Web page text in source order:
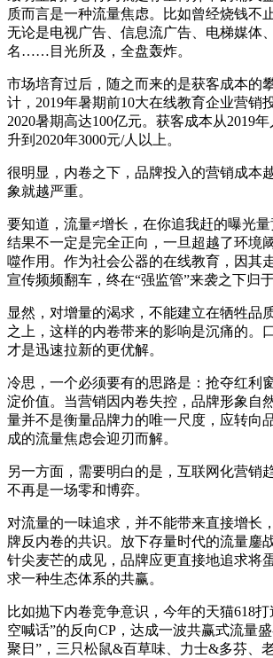
质而言是一种流量焦虑。比如曾经烧钱不
无论是电视广告、信息流广告、电梯媒体
名……目光所及，全盘轰炸。
市场培育过后，随之而来的是获客成本的
计，2019年暑期前10大在线教育企业营销
2020暑期高达100亿元。获客成本从2019
升到2020年3000元/人以上。
很明显，内卷之下，品牌投入的营销成本
象就越严重。
要知道，流量≠增长，在你追我赶的曝光
结果不一定是完全正向，一旦超越了环境
噬作用。作为社会公器的在线教育，因其
宣传频频翻车，终在“强监管”来袭之下归于
显然，对增量的渴求，不能建立在牺牲品
之上，这样的内卷带来的影响是沉痛的。
才是迅速拉新的更优解。
冷思，一个必须要有的思路是：抢夺红利
淀价值。当营销因内卷失控，品牌形象自
量并不是衡量品牌力的唯一尺度，应转向
成的流量焦虑会迎刃而解。
另一方面，需要明白的是，互联网化营销
不再是一场零和博弈。
对流量的一味追求，并不能带来直接增长
牌反内卷的共识。放下存量时代的流量鏖
针尖麦芒的成见，品牌应更直接地追求将
求一种生态体系的共赢。
比如抛下内卷竞争意识，今年的天猫618打
空喊话”的反向CP，达成一波共赢式流量
聚日”，三只松鼠&百草味、力士&多芬、